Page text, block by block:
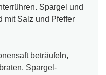
Spargel und
mit Salz und Pfeffer
beträufeln,
Spargel-